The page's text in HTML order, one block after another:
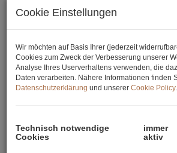
Wohn-/Essbereich
Beschreibung
Informationen?Bitte das Exposé
abrufen. Dort können Sie dann die genaue
Cookie Einstellungen
Wir möchten auf Basis Ihrer (jederzeit
Cookies zum Zweck der Verbesserung unserer
Analyse Ihres Userverhaltens verwenden, die
Daten verarbeiten. Nähere Informationen finden
Datenschutzerklärung und unserer Cookie Policy.
Technisch notwendige
Cookies
immer
aktiv